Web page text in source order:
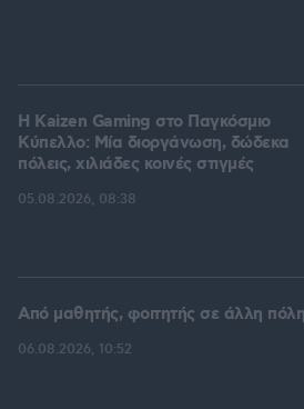
H Kaizen Gaming στο Παγκόσμιο
Kύπελλο: Μία διοργάνωση, δώδεκα
πόλεις, χιλιάδες κοινές στιγμές
05.08.2026, 08:38
Από μαθητής, φοιτητής σε άλλη
06.08.2026, 10:52